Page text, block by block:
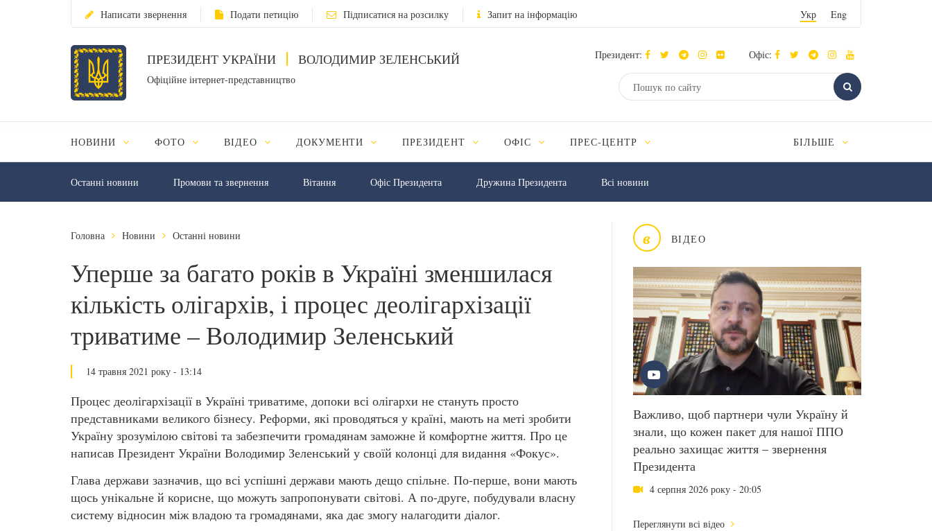
Написати звернення Подати петицію Підписатися на розсилку Запит на інформацію Укр Eng
ПРЕЗИДЕНТ УКРАЇНИ ВОЛОДИМИР ЗЕЛЕНСЬКИЙ
Офіційне інтернет-представництво
Президент: Офіс:
НОВИНИ ФОТО ВІДЕО ДОКУМЕНТИ ПРЕЗИДЕНТ ОФІС ПРЕС-ЦЕНТР БІЛЬШЕ
Останні новини Промови та звернення Вiтання Офіс Президента Дружина Президента Всі новини
в ВІДЕО
Важливо, щоб партнери чули Україну й
знали, що кожен пакет для нашої ППО
реально захищає життя – звернення
Президента
4 серпня 2026 року - 20:05
Переглянути всі відео
Головна Новини Останні новини
Уперше за багато років в Україні зменшилася
кількість олігархів, і процес деолігархізації
триватиме – Володимир Зеленський
14 травня 2021 року - 13:14
Процес деолігархізації в Україні триватиме, допоки всі олігархи не стануть просто
представниками великого бізнесу. Реформи, які проводяться у країні, мають на меті зробити
Україну зрозумілою світові та забезпечити громадянам заможне й комфортне життя. Про це
написав Президент України Володимир Зеленський у своїй колонці для видання «Фокус».
Глава держави зазначив, що всі успішні держави мають дещо спільне. По-перше, вони мають
щось унікальне й корисне, що можуть запропонувати світові. А по-друге, побудували власну
систему відносин між владою та громадянами, яка дає змогу налагодити діалог.